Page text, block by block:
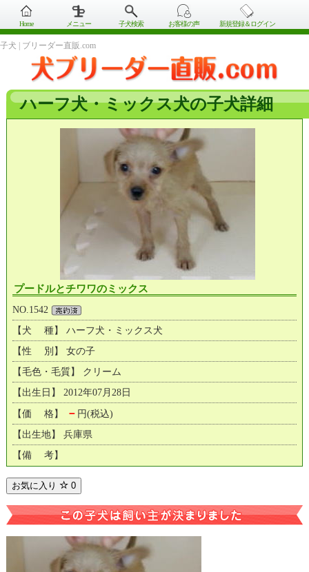
Home メニュー 子犬検索 お客様の声 新規登録＆ログイン
子犬 | ブリーダー直販.com
ハーフ犬・ミックス犬の子犬詳細
プードルとチワワのミックス
NO.1542
【犬 種】 ハーフ犬・ミックス犬
【性 別】 女の子
【毛色・毛質】 クリーム
【出生日】 2012年07月28日
【価 格】 － 円(税込)
【出生地】 兵庫県
【備 考】
お気に入り 0